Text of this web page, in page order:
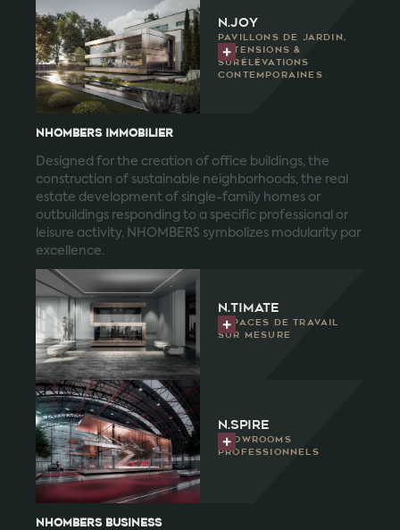
N.joy
Pavillons de jardin,
extensions &
surélévations
contemporaines
NHOMBERS IMMOBILIER
Designed for the creation of office buildings, the
construction of sustainable neighborhoods, the real
estate development of single-family homes or
outbuildings responding to a specific professional or
leisure activity, NHOMBERS symbolizes modularity par
excellence.
n.timate
Espaces de travail
sur mesure
n.spire
Showrooms
professionnels
NHOMBERS business